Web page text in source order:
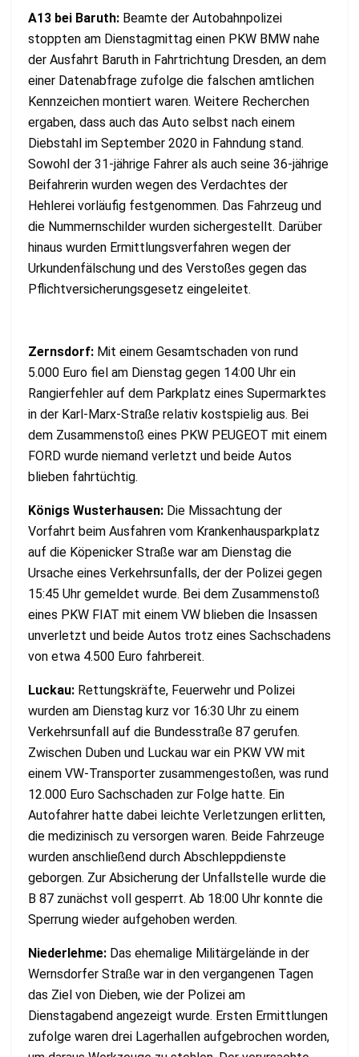
A13 bei Baruth: Beamte der Autobahnpolizei
stoppten am Dienstagmittag einen PKW BMW nahe
der Ausfahrt Baruth in Fahrtrichtung Dresden, an dem
einer Datenabfrage zufolge die falschen amtlichen
Kennzeichen montiert waren. Weitere Recherchen
ergaben, dass auch das Auto selbst nach einem
Diebstahl im September 2020 in Fahndung stand.
Sowohl der 31-jährige Fahrer als auch seine 36-jährige
Beifahrerin wurden wegen des Verdachtes der
Hehlerei vorläufig festgenommen. Das Fahrzeug und
die Nummernschilder wurden sichergestellt. Darüber
hinaus wurden Ermittlungsverfahren wegen der
Urkundenfälschung und des Verstoßes gegen das
Pflichtversicherungsgesetz eingeleitet.
Zernsdorf: Mit einem Gesamtschaden von rund
5.000 Euro fiel am Dienstag gegen 14:00 Uhr ein
Rangierfehler auf dem Parkplatz eines Supermarktes
in der Karl-Marx-Straße relativ kostspielig aus. Bei
dem Zusammenstoß eines PKW PEUGEOT mit einem
FORD wurde niemand verletzt und beide Autos
blieben fahrtüchtig.
Königs Wusterhausen: Die Missachtung der
Vorfahrt beim Ausfahren vom Krankenhausparkplatz
auf die Köpenicker Straße war am Dienstag die
Ursache eines Verkehrsunfalls, der der Polizei gegen
15:45 Uhr gemeldet wurde. Bei dem Zusammenstoß
eines PKW FIAT mit einem VW blieben die Insassen
unverletzt und beide Autos trotz eines Sachschadens
von etwa 4.500 Euro fahrbereit.
Luckau: Rettungskräfte, Feuerwehr und Polizei
wurden am Dienstag kurz vor 16:30 Uhr zu einem
Verkehrsunfall auf die Bundesstraße 87 gerufen.
Zwischen Duben und Luckau war ein PKW VW mit
einem VW-Transporter zusammengestoßen, was rund
12.000 Euro Sachschaden zur Folge hatte. Ein
Autofahrer hatte dabei leichte Verletzungen erlitten,
die medizinisch zu versorgen waren. Beide Fahrzeuge
wurden anschließend durch Abschleppdienste
geborgen. Zur Absicherung der Unfallstelle wurde die
B 87 zunächst voll gesperrt. Ab 18:00 Uhr konnte die
Sperrung wieder aufgehoben werden.
Niederlehme: Das ehemalige Militärgelände in der
Wernsdorfer Straße war in den vergangenen Tagen
das Ziel von Dieben, wie der Polizei am
Dienstagabend angezeigt wurde. Ersten Ermittlungen
zufolge waren drei Lagerhallen aufgebrochen worden,